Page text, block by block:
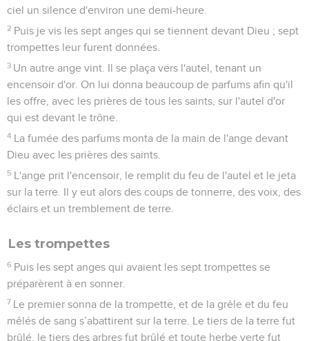
ciel un silence d'environ une demi-heure.
2 Puis je vis les sept anges qui se tiennent devant Dieu ; sept
trompettes leur furent données.
3 Un autre ange vint. Il se plaça vers l'autel, tenant un
encensoir d'or. On lui donna beaucoup de parfums afin qu'il
les offre, avec les prières de tous les saints, sur l'autel d'or
qui est devant le trône.
4 La fumée des parfums monta de la main de l'ange devant
Dieu avec les prières des saints.
5 L'ange prit l'encensoir, le remplit du feu de l'autel et le jeta
sur la terre. Il y eut alors des coups de tonnerre, des voix, des
éclairs et un tremblement de terre.
Les trompettes
6 Puis les sept anges qui avaient les sept trompettes se
préparèrent à en sonner.
7 Le premier sonna de la trompette, et de la grêle et du feu
mêlés de sang s’abattirent sur la terre. Le tiers de la terre fut
brûlé, le tiers des arbres fut brûlé et toute herbe verte fut